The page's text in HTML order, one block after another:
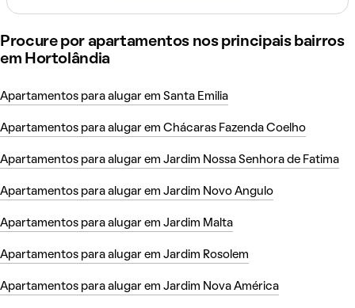
Procure por apartamentos nos principais bairros
em Hortolândia
Apartamentos para alugar em Santa Emilia
Apartamentos para alugar em Chácaras Fazenda Coelho
Apartamentos para alugar em Jardim Nossa Senhora de Fatima
Apartamentos para alugar em Jardim Novo Angulo
Apartamentos para alugar em Jardim Malta
Apartamentos para alugar em Jardim Rosolem
Apartamentos para alugar em Jardim Nova América